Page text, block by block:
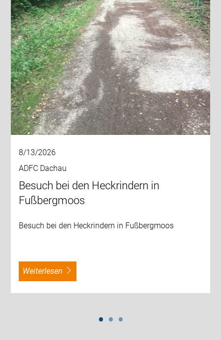
8/13/2026
ADFC Dachau
Besuch bei den Heckrindern in
Fußbergmoos
Besuch bei den Heckrindern in Fußbergmoos
weiterlesen